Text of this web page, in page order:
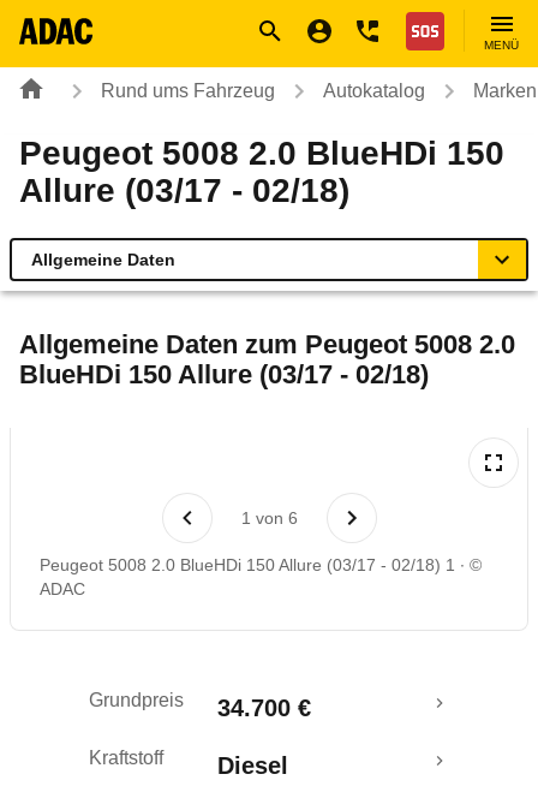
Nothilfe
MENÜ
Rund ums Fahrzeug Autokatalog
Peugeot 5008 2.0 BlueHDi 150
Allure (03/17 - 02/18)
Allgemeine Daten
Technische Daten
Laufende Kosten
Rückrufe & Mängel
Allgemeine Daten zum Peugeot 5008 2.0
BlueHDi 150 Allure (03/17 - 02/18)
1 von 6
Peugeot 5008 2.0 BlueHDi 150 Allure (03/17 - 02/18) 1
©
ADAC
Grundpreis 34.700 €
Kraftstoff Diesel